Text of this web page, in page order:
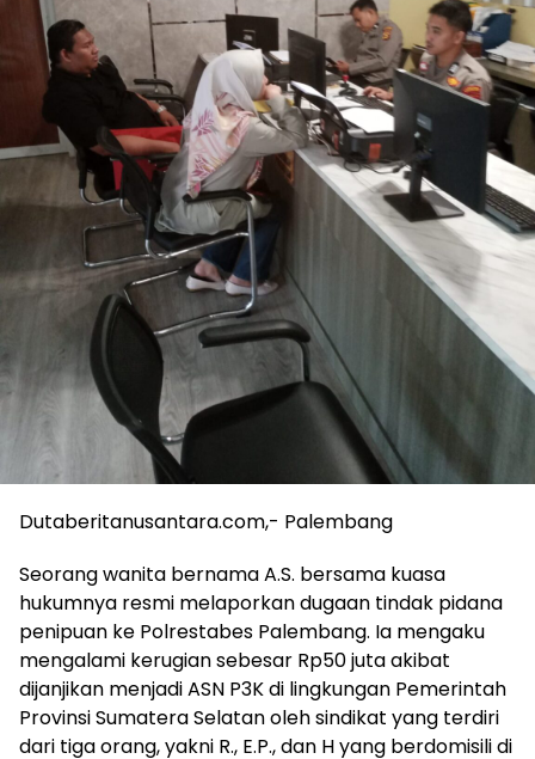
Dutaberitanusantara.com,- Palembang
Seorang wanita bernama A.S. bersama kuasa
hukumnya resmi melaporkan dugaan tindak pidana
penipuan ke Polrestabes Palembang. Ia mengaku
mengalami kerugian sebesar Rp50 juta akibat
dijanjikan menjadi ASN P3K di lingkungan Pemerintah
Provinsi Sumatera Selatan oleh sindikat yang terdiri
dari tiga orang, yakni R., E.P., dan H yang berdomisili di